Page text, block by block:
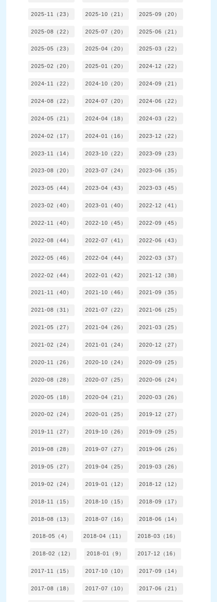
2025-11（23） 2025-10（21） 2025-09（20）
2025-08（22） 2025-07（20） 2025-06（21）
2025-05（23） 2025-04（20） 2025-03（22）
2025-02（20） 2025-01（20） 2024-12（22）
2024-11（22） 2024-10（20） 2024-09（21）
2024-08（22） 2024-07（20） 2024-06（22）
2024-05（21） 2024-04（18） 2024-03（22）
2024-02（17） 2024-01（16） 2023-12（22）
2023-11（14） 2023-10（22） 2023-09（23）
2023-08（20） 2023-07（24） 2023-06（35）
2023-05（44） 2023-04（43） 2023-03（45）
2023-02（40） 2023-01（40） 2022-12（41）
2022-11（40） 2022-10（45） 2022-09（45）
2022-08（44） 2022-07（41） 2022-06（43）
2022-05（46） 2022-04（44） 2022-03（37）
2022-02（44） 2022-01（42） 2021-12（38）
2021-11（40） 2021-10（46） 2021-09（35）
2021-08（31） 2021-07（22） 2021-06（25）
2021-05（27） 2021-04（26） 2021-03（25）
2021-02（24） 2021-01（24） 2020-12（27）
2020-11（26） 2020-10（24） 2020-09（25）
2020-08（28） 2020-07（25） 2020-06（24）
2020-05（18） 2020-04（21） 2020-03（26）
2020-02（24） 2020-01（25） 2019-12（27）
2019-11（27） 2019-10（26） 2019-09（25）
2019-08（28） 2019-07（27） 2019-06（26）
2019-05（27） 2019-04（25） 2019-03（26）
2019-02（24） 2019-01（12） 2018-12（12）
2018-11（15） 2018-10（15） 2018-09（17）
2018-08（13） 2018-07（16） 2018-06（14）
2018-05（4） 2018-04（11） 2018-03（16）
2018-02（12） 2018-01（9） 2017-12（16）
2017-11（15） 2017-10（10） 2017-09（14）
2017-08（18） 2017-07（10） 2017-06（21）